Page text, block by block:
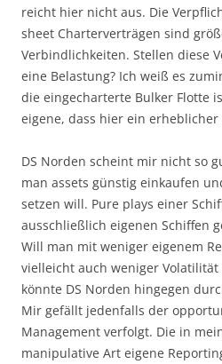
reicht hier nicht aus. Die
sheet Charterverträgen sind
Verbindlichkeiten. Stellen diese
eine Belastung? Ich weiß es
die eingecharterte Bulker Flotte
eigene, dass hier ein
DS Norden scheint mir nicht so
man assets günstig einkaufen
setzen will. Pure plays einer
ausschließlich eigenen Schiffen
Will man mit weniger eigenem
vielleicht auch weniger
könnte DS Norden hingegen
Mir gefällt jedenfalls der
Management verfolgt. Die in
manipulative Art eigene